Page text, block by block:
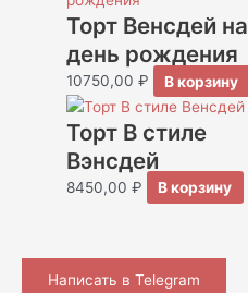
Торт Венсдей на
день рождения
10750,00₽ В корзину
Торт В стиле
Вэнсдей
8450,00₽ В корзину
Написать в Telegram